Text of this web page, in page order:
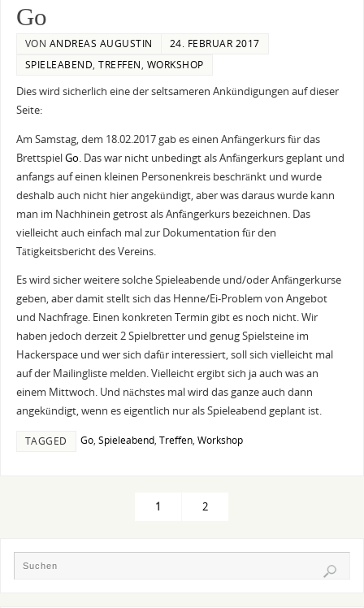
Go
VON ANDREAS AUGUSTIN
24. FEBRUAR 2017
SPIELEABEND,TREFFEN, WORKSHOP
Dies wird sicherlich eine der seltsameren Ankündigungen auf dieser
Seite:
Am Samstag, dem 18.02.2017 gab es einen Anfängerkurs für das
BrettspielGo. Das war nicht unbedingt als Anfängerkurs geplant und
anfangs auf einen kleinen Personenkreis beschränkt und wurde
deshalb auch nicht hier angekündigt, aber was daraus wurde kann
man im Nachhinein getrost als Anfängerkurs bezeichnen. Das
vielleicht auch einfach mal zur Dokumentation für den
Tätigkeitsbericht des Vereins.
Es wird sicher weitere solche Spieleabende und/oder Anfängerkurse
geben, aber damit stellt sich das Henne/Ei-Problem von Angebot
und Nachfrage. Einen konkreten Termin gibt es noch nicht. Wir
haben jedoch derzeit 2 Spielbretter und genug Spielsteine im
Hackerspace und wer sich dafür interessiert, soll sich vielleicht mal
auf der Mailingliste melden. Vielleicht ergibt sich ja auch was an
einem Mittwoch. Und nächstes mal wird das ganze auch dann
angekündigt, wenn es eigentlich nur als Spieleabend geplant ist.
TAGGED Go, Spieleabend, Treffen, Workshop
1 2